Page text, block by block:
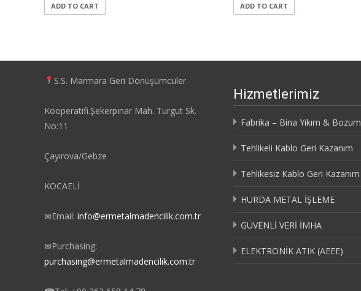
ADD TO CART ADD TO CART
S.S. Marmara Geri Dönüşümcüler
Kooperatifi.Şekerpınar Mah. Turgut Sk.
No:11
Çayırova/Gebze
KOCAELİ
✉Email: info@ermetalmadencilik.com.tr
✉Purchasing:
purchasing@ermetalmadencilik.com.tr
Hizmetlerimiz
Fabrika – Bina Yıkım & Bozum
Tehlikeli Kablo Geri Kazanım
Tehlikesiz Kablo Geri Kazanım
HURDA METAL İŞLEME
GÜVENLİ VERİ İMHA
ELEKTRONİK ATIK (AEEE)